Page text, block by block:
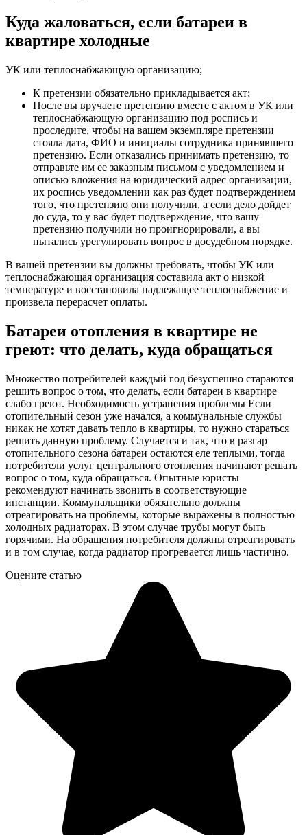
Куда жаловаться, если батареи в
квартире холодные
УК или теплоснабжающую организацию;
К претензии обязательно прикладывается акт;
После вы вручаете претензию вместе с актом в УК или
теплоснабжающую организацию под роспись и
проследите, чтобы на вашем экземпляре претензии
стояла дата, ФИО и инициалы сотрудника принявшего
претензию. Если отказались принимать претензию, то
отправьте им ее заказным письмом с уведомлением и
описью вложения на юридический адрес организации,
их роспись уведомлении как раз будет подтверждением
того, что претензию они получили, а если дело дойдет
до суда, то у вас будет подтверждение, что вашу
претензию получили но проигнорировали, а вы
пытались урегулировать вопрос в досудебном порядке.
В вашей претензии вы должны требовать, чтобы УК или
теплоснабжающая организация составила акт о низкой
температуре и восстановила надлежащее теплоснабжение и
произвела перерасчет оплаты.
Батареи отопления в квартире не
греют: что делать, куда обращаться
Множество потребителей каждый год безуспешно стараются
решить вопрос о том, что делать, если батареи в квартире
слабо греют. Необходимость устранения проблемы Если
отопительный сезон уже начался, а коммунальные службы
никак не хотят давать тепло в квартиры, то нужно стараться
решить данную проблему. Случается и так, что в разгар
отопительного сезона батареи остаются еле теплыми, тогда
потребители услуг центрального отопления начинают решать
вопрос о том, куда обращаться. Опытные юристы
рекомендуют начинать звонить в соответствующие
инстанции. Коммунальщики обязательно должны
отреагировать на проблемы, которые выражены в полностью
холодных радиаторах. В этом случае трубы могут быть
горячими. На обращения потребителя должны отреагировать
и в том случае, когда радиатор прогревается лишь частично.
Оцените статью